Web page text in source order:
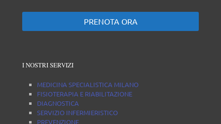
PRENOTA ORA
I NOSTRI SERVIZI
MEDICINA SPECIALISTICA MILANO
FISIOTERAPIA E RIABILITAZIONE
DIAGNOSTICA
SERVIZIO INFERMIERISTICO
PREVENZIONE